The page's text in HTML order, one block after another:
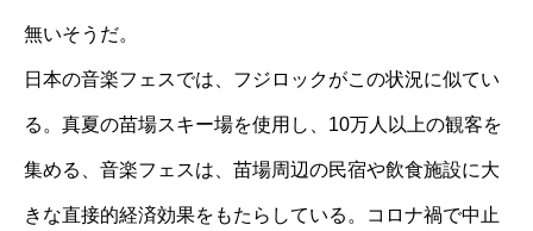
無いそうだ。
日本の音楽フェスでは、フジロックがこの状況に似てい
る。真夏の苗場スキー場を使用し、10万人以上の観客を
集める、音楽フェスは、苗場周辺の民宿や飲食施設に大
きな直接的経済効果をもたらしている。コロナ禍で中止